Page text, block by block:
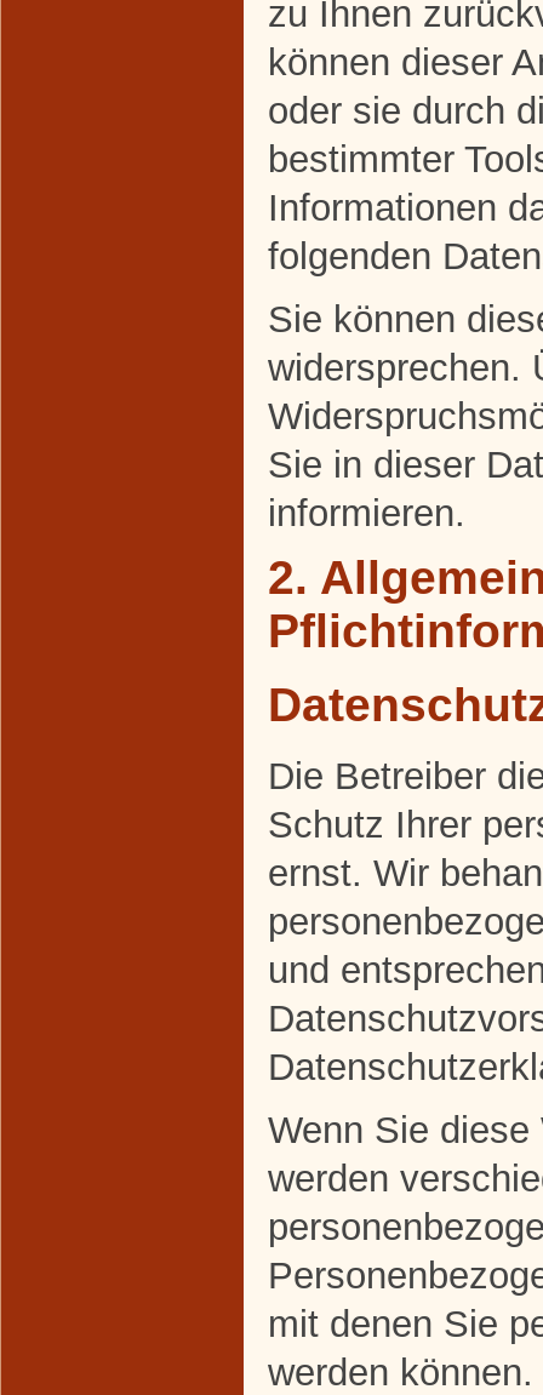
zu Ihnen
können dieser
oder sie durch
bestimmter
Informationen
folgenden
Sie können
widersprechen.
Sie in dieser
informieren.
2.
Die Betreiber
Schutz Ihrer
ernst. Wir
und
Wenn Sie
werden
mit denen Sie
werden